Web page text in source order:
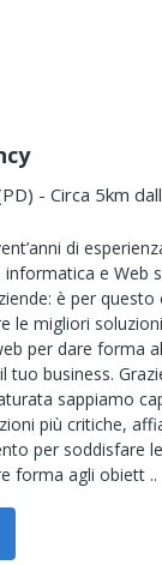
- Circa 5km
di
informatica e Web
è per questo
le migliori soluzioni
per dare forma
tuo business.
sappiamo
più critiche,
per soddisfare
forma agli obiett ..